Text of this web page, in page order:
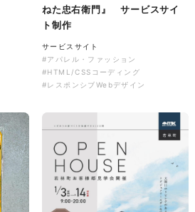
ねた忠右衛門』 サービスサイ
ト制作
サービスサイト
#アパレル・ファッション
#HTML/CSSコーディング
#レスポンシブWebデザイン